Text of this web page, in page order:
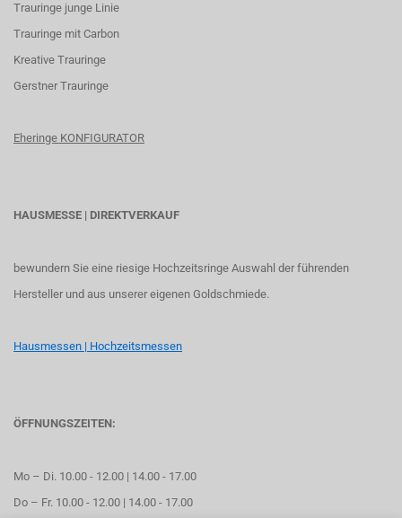
Trauringe junge Linie
Trauringe mit Carbon
Kreative Trauringe
Gerstner Trauringe
Eheringe KONFIGURATOR
HAUSMESSE | DIREKTVERKAUF
bewundern Sie eine riesige Hochzeitsringe Auswahl der führenden
Hersteller und aus unserer eigenen Goldschmiede.
Hausmessen | Hochzeitsmessen
ÖFFNUNGSZEITEN:
Mo – Di. 10.00 - 12.00 | 14.00 - 17.00
Do – Fr. 10.00 - 12.00 | 14.00 - 17.00